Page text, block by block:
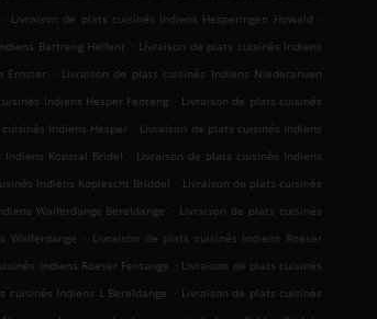
. Livraison de plats cuisinés Indiens Hesperingen Howald .
Bartreng Helfent . Livraison de plats cuisinés Indiens
Ernster . Livraison de plats cuisinés Indiens Niederanven
Indiens Hesper Fenteng . Livraison de plats cuisinés
Indiens Hesper . Livraison de plats cuisinés Indiens
Kopstal Bridel . Livraison de plats cuisinés Indiens
Indiens Koplescht Briddel . Livraison de plats cuisinés
Walferdange Bereldange . Livraison de plats cuisinés
Walferdange . Livraison de plats cuisinés Indiens Roeser
Indiens Roeser Fentange . Livraison de plats cuisinés
cuisinés Indiens L Bereldange . Livraison de plats cuisinés